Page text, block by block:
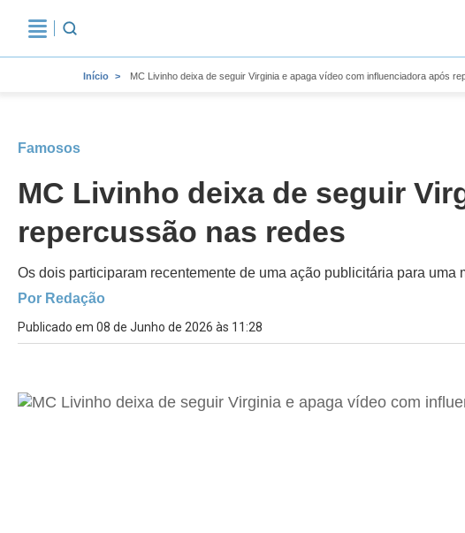
Início MC Livinho deixa de seguir Virginia e apaga vídeo com influenciadora após
Famosos
MC Livinho deixa de seguir
repercussão nas redes
Os dois participaram recentemente de uma ação publicitária para uma
Por Redação
Publicado em 08 de Junho de 2026 às 11:28